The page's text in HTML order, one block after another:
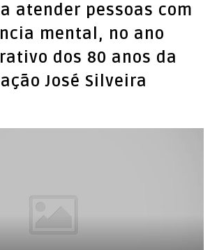
atender pessoas com
mental, no ano
dos 80 anos da
José Silveira